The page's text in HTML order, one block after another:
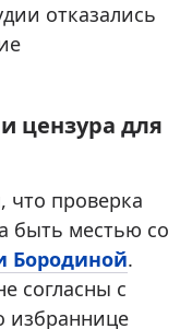
отказались
цензура для
что проверка
быть местью со
Бородиной.
согласны с
избраннице